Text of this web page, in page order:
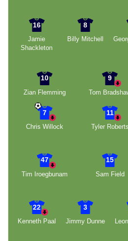
16
Jamie
Shackleton
8
Billy Mitchell
10
Zian Flemming
9
Tom
7
Chris Willock
11
Tyler Roberts
47
Tim Iroegbunam
15
Sam Field
22
Kenneth Paal
3
Jimmy Dunne